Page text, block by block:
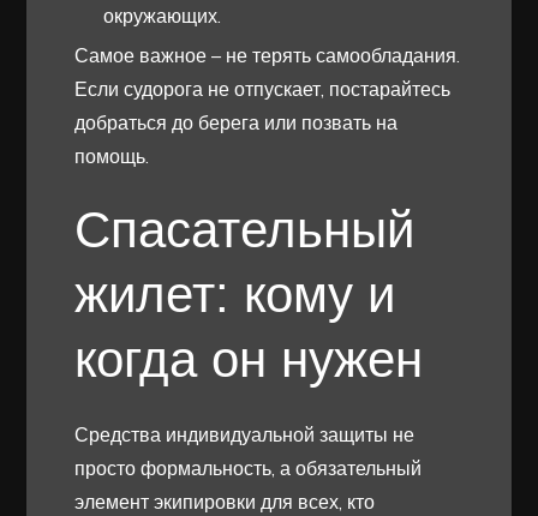
окружающих.
Самое важное – не терять самообладания.
Если судорога не отпускает, постарайтесь
добраться до берега или позвать на
помощь.
Спасательный
жилет: кому и
когда он нужен
Средства индивидуальной защиты не
просто формальность, а обязательный
элемент экипировки для всех, кто